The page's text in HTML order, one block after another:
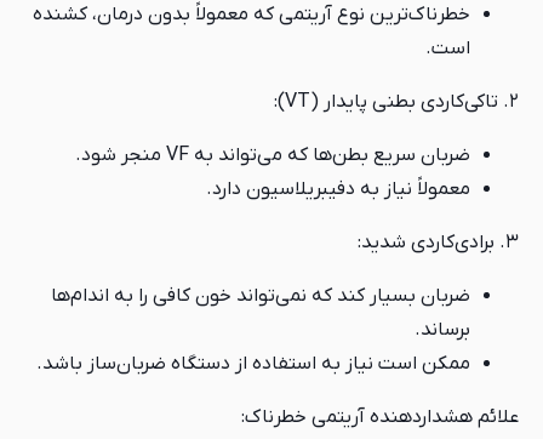
خطرناک‌ترین نوع آریتمی که معمولاً بدون درمان، کشنده
است.
۲. تاکی‌کاردی بطنی پایدار (VT):
ضربان سریع بطن‌ها که می‌تواند به VF منجر شود.
معمولاً نیاز به دفیبریلاسیون دارد.
۳. برادی‌کاردی شدید:
ضربان بسیار کند که نمی‌تواند خون کافی را به اندام‌ها
برساند.
ممکن است نیاز به استفاده از دستگاه ضربان‌ساز باشد.
علائم هشدار‌دهنده آریتمی خطرناک: